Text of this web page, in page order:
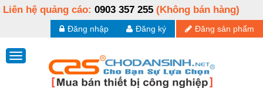
Liên hệ quảng cáo: 0903 357 255 (Không bán hàng)
Đăng sản phẩm
Đăng ký
Đăng nhập